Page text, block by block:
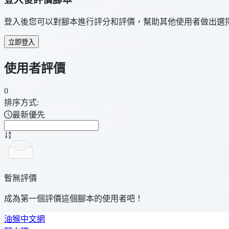
登入後您可以對腳本進行評分和評價，幫助其他使用者做出選
立即登入
使用者評價
0
排序方式:
最新優先
暫無評價
成為第一個評價這個腳本的使用者吧！
油猴中文網